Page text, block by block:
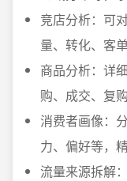
竞店分析：可
量、转化、客
商品分析：详
购、成交、复
消费者画像：
力、偏好等，
流量来源拆解